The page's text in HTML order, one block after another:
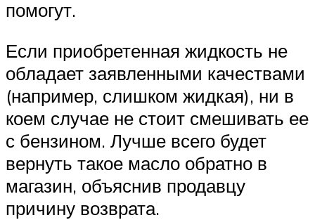
помогут.
Если приобретенная жидкость не
обладает заявленными качествами
(например, слишком жидкая), ни в
коем случае не стоит смешивать ее
с бензином. Лучше всего будет
вернуть такое масло обратно в
магазин, объяснив продавцу
причину возврата.